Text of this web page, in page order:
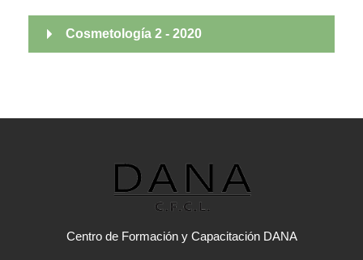
Cosmetología 2 - 2020
Centro de Formación y Capacitación DANA